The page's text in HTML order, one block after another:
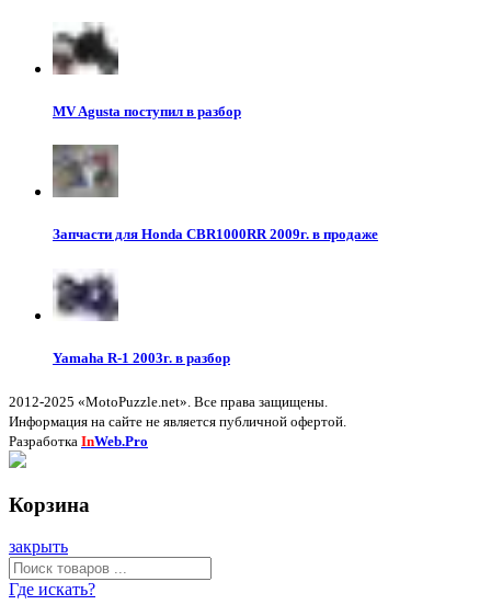
MV Agusta поступил в разбор
Запчасти для Honda CBR1000RR 2009г. в продаже
Yamaha R-1 2003г. в разбор
2012-2025 «MotoPuzzle.net». Все права защищены.
Информация на сайте не является публичной офертой.
Разработка InWeb.Pro
Корзина
закрыть
Где искать?